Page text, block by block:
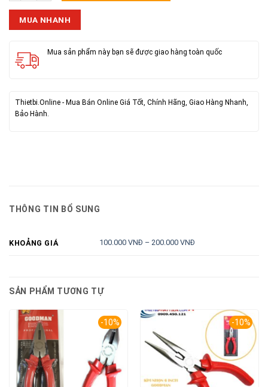
MUA NHANH
Mua sản phẩm này bạn sẽ được giao hàng toàn quốc
Thietbi.Online - Mua Bán Online Giá Tốt, Chính Hãng, Giao Hàng Nhanh,
Bảo Hành.
THÔNG TIN BỔ SUNG
KHOẢNG GIÁ 100.000 VNĐ – 200.000 VNĐ
SẢN PHẨM TƯƠNG TỰ
-10% -10%